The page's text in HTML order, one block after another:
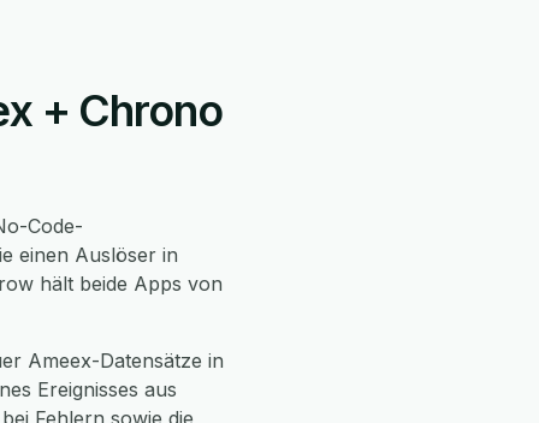
+ Chrono
Code-
einen Auslöser in
hält beide Apps von
Ameex-Datensätze in
Ereignisses aus
Fehlern sowie die